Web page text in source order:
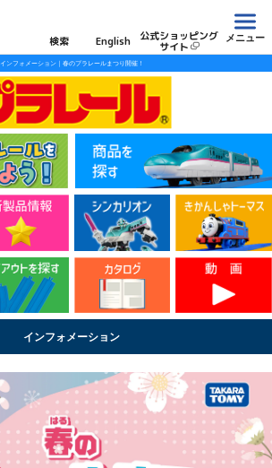
検索 English 公式ショッピング
サイト
メニュー
インフォメーション｜春のプラレールまつり開催！
インフォメーション